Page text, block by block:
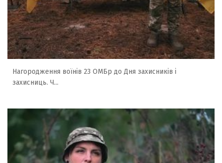
Нагородження воїнів 23 ОМБр до Дня захисників і
захисниць. Ч...